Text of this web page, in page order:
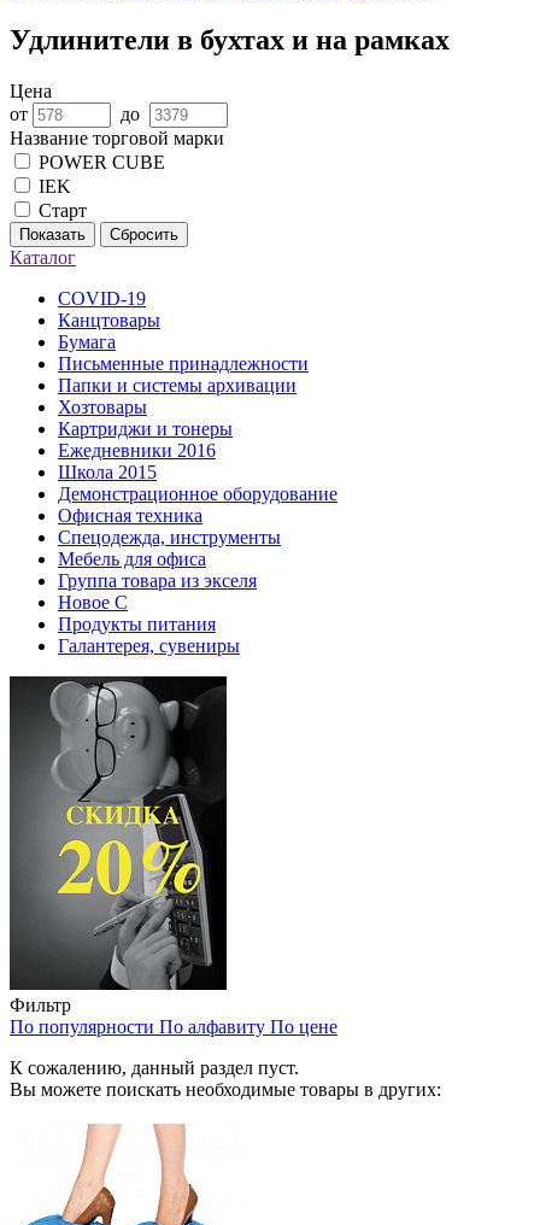
Удлинители в бухтах и на рамках
Цена
от
до
Название торговой марки
POWER CUBE
IEK
Старт
Показать Сбросить
Каталог
COVID-19
Канцтовары
Бумага
Письменные принадлежности
Папки и системы архивации
Хозтовары
Картриджи и тонеры
Ежедневники 2016
Школа 2015
Демонстрационное оборудование
Офисная техника
Спецодежда, инструменты
Мебель для офиса
Группа товара из экселя
Новое С
Продукты питания
Галантерея, сувениры
Фильтр
По популярности По алфавиту По цене
К сожалению, данный раздел пуст.
Вы можете поискать необходимые товары в других: